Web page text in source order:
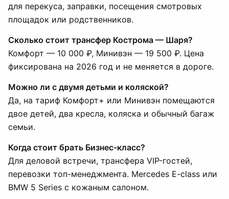
для перекуса, заправки, посещения смотровых
площадок или родственников.
Сколько стоит трансфер Кострома — Шаря?
Комфорт — 10 000 ₽, Минивэн — 19 500 ₽. Цена
фиксирована на 2026 год и не меняется в дороге.
Можно ли с двумя детьми и коляской?
Да, на тариф Комфорт+ или Минивэн помещаются
двое детей, два кресла, коляска и обычный багаж
семьи.
Когда стоит брать Бизнес-класс?
Для деловой встречи, трансфера VIP-гостей,
перевозки топ-менеджмента. Mercedes E-class или
BMW 5 Series с кожаным салоном.